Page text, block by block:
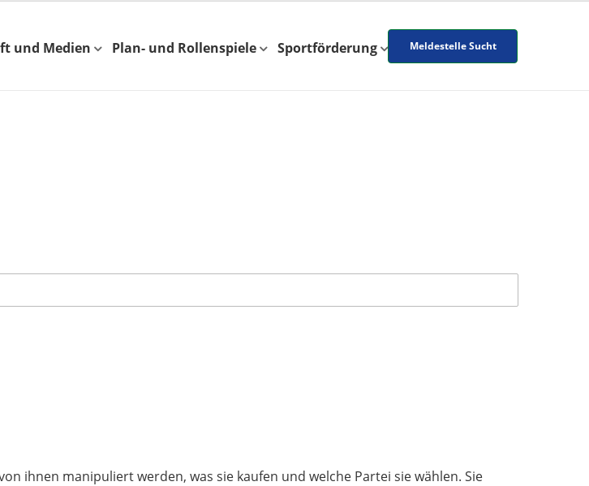
und Medien Plan- und Rollenspiele Sportförderung Meldestelle Sucht
ihnen manipuliert werden, was sie kaufen und welche Partei sie wählen. Sie